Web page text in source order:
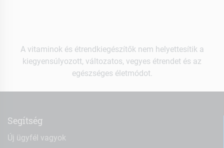
A vitaminok és étrendkiegészítők nem helyettesítik a
kiegyensúlyozott, változatos, vegyes étrendet és az
egészséges életmódot.
Segítség
Új ügyfél vagyok